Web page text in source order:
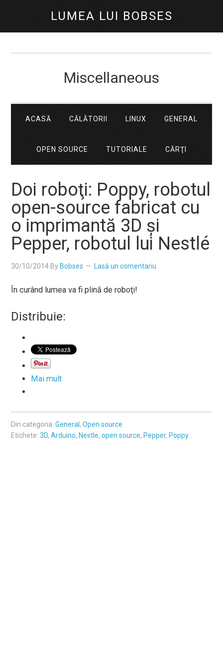
LUMEA LUI BOBSES
Miscellaneous
ACASĂ CĂLĂTORII LINUX GENERAL
OPEN SOURCE TUTORIALE CĂRŢI
Doi roboţi: Poppy, robotul
open-source fabricat cu
o imprimantă 3D şi
Pepper, robotul lui Nestlé
30/10/2014 By Bobses Lasă un comentariu
În curând lumea va fi plină de roboţi!
Distribuie:
Mai mult
Din categoria:General ,Open source
Etichete:3D,Arduino, Nestle,open source, Pepper, Poppy